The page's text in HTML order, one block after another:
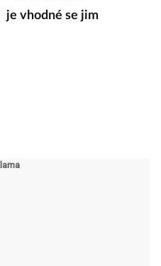
je vhodné se jim